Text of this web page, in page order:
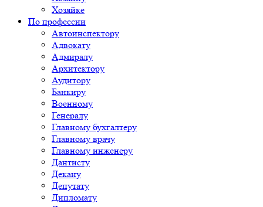
Хозяйке
По профессии
Автоинспектору
Адвокату
Адмиралу
Архитектору
Аудитору
Банкиру
Военному
Генералу
Главному бухгалтеру
Главному врачу
Главному инженеру
Дантисту
Декану
Депутату
Дипломату